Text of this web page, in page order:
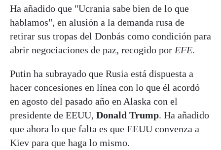
Ha añadido que "Ucrania sabe bien de lo que
hablamos", en alusión a la demanda rusa de
retirar sus tropas del Donbás como condición para
abrir negociaciones de paz, recogido por EFE.
Putin ha subrayado que Rusia está dispuesta a
hacer concesiones en línea con lo que él acordó
en agosto del pasado año en Alaska con el
presidente de EEUU, Donald Trump. Ha añadido
que ahora lo que falta es que EEUU convenza a
Kiev para que haga lo mismo.